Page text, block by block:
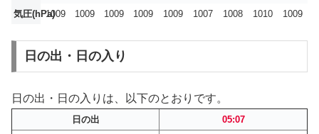
気圧(hPa)1009 1009 1009 1009 1009 1007 1008 1010 1009
日の出・日の入り
日の出・日の入りは、以下のとおりです。
日の出
05:07